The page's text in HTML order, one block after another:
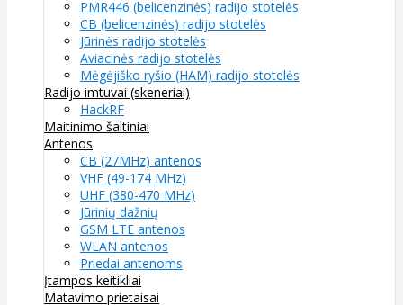
PMR446 (belicenzinės) radijo stotelės
CB (belicenzinės) radijo stotelės
Jūrinės radijo stotelės
Aviacinės radijo stotelės
Mėgėjiško ryšio (HAM) radijo stotelės
Radijo imtuvai (skeneriai)
HackRF
Maitinimo šaltiniai
Antenos
CB (27MHz) antenos
VHF (49-174 MHz)
UHF (380-470 MHz)
Jūrinių dažnių
GSM LTE antenos
WLAN antenos
Priedai antenoms
Įtampos keitikliai
Matavimo prietaisai